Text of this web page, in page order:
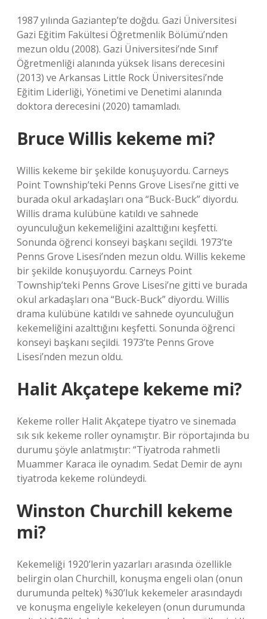
1987 yılında Gaziantep’te doğdu. Gazi Üniversitesi
Gazi Eğitim Fakültesi Öğretmenlik Bölümü’nden
mezun oldu (2008). Gazi Üniversitesi’nde Sınıf
Öğretmenliği alanında yüksek lisans derecesini
(2013) ve Arkansas Little Rock Üniversitesi’nde
Eğitim Liderliği, Yönetimi ve Denetimi alanında
doktora derecesini (2020) tamamladı.
Bruce Willis kekeme mi?
Willis kekeme bir şekilde konuşuyordu. Carneys
Point Township’teki Penns Grove Lisesi’ne gitti ve
burada okul arkadaşları ona “Buck-Buck” diyordu.
Willis drama kulübüne katıldı ve sahnede
oyunculuğun kekemeliğini azalttığını keşfetti.
Sonunda öğrenci konseyi başkanı seçildi. 1973’te
Penns Grove Lisesi’nden mezun oldu. Willis kekeme
bir şekilde konuşuyordu. Carneys Point
Township’teki Penns Grove Lisesi’ne gitti ve burada
okul arkadaşları ona “Buck-Buck” diyordu. Willis
drama kulübüne katıldı ve sahnede oyunculuğun
kekemeliğini azalttığını keşfetti. Sonunda öğrenci
konseyi başkanı seçildi. 1973’te Penns Grove
Lisesi’nden mezun oldu.
Halit Akçatepe kekeme mi?
Kekeme roller Halit Akçatepe tiyatro ve sinemada
sık sık kekeme roller oynamıştır. Bir röportajında ​​bu
durumu şöyle anlatmıştır: “Tiyatroda rahmetli
Muammer Karaca ile oynadım. Sedat Demir de aynı
tiyatroda kekeme rolündeydi.
Winston Churchill kekeme
mi?
Kekemeliği 1920’lerin yazarları arasında özellikle
belirgin olan Churchill, konuşma engeli olan (onun
durumunda peltek) %30’luk kekemeler arasındaydı
ve konuşma engeliyle kekeleyen (onun durumunda